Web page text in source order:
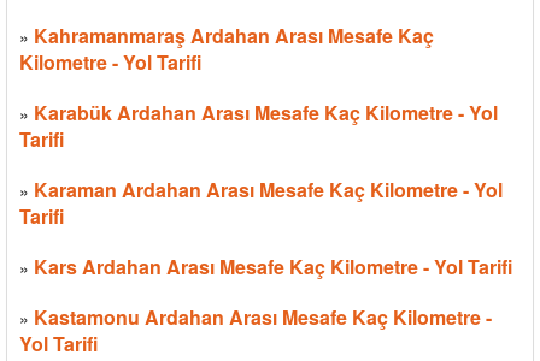
» Kahramanmaraş Ardahan Arası Mesafe Kaç
Kilometre - Yol Tarifi
» Karabük Ardahan Arası Mesafe Kaç Kilometre - Yol
Tarifi
» Karaman Ardahan Arası Mesafe Kaç Kilometre - Yol
Tarifi
» Kars Ardahan Arası Mesafe Kaç Kilometre - Yol Tarifi
» Kastamonu Ardahan Arası Mesafe Kaç Kilometre -
Yol Tarifi